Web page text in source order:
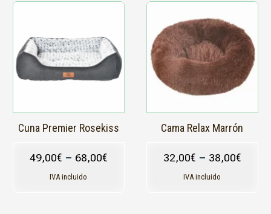
Cuna Premier Rosekiss
49,00€ – 68,00€
IVA incluido
Este
múltiples
variantes.
Las
opciones
elegir
en
página
Cama Relax Marrón
32,00€ – 38,00€
IVA incluido
Este
producto
tiene
múltiples
variantes.
Las
opciones
elegir
página